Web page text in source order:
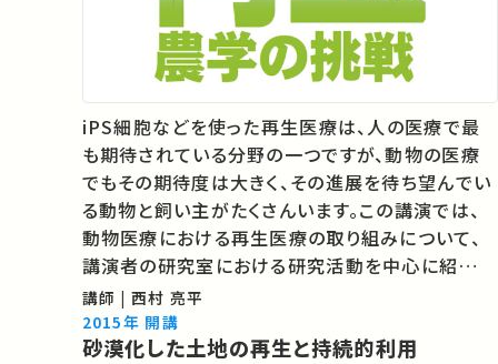
iPS細胞などを使った再生医療は、人の医療で最
も期待されている分野の一つですが、動物の医療
でもその期待度は大きく、その進展を待ち望んでい
る動物と飼い主がたくさんいます。この講演では、
動物医療における再生医療の取り組みについて、
講演者の研究室における研究活動を中心に紹介し
ます。 ※一部に動物の症例写真を含みます。予めご
了承の上ご覧ください。 04:03 犬の椎間板ヘルニ
ア 08:56 再生医…
講師 | 西村 亮平
2015年 開講
砂漠化した土地の再生と持続的利用